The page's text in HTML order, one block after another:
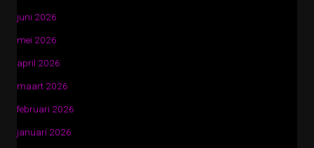
juni 2026
mei 2026
april 2026
maart 2026
februari 2026
januari 2026